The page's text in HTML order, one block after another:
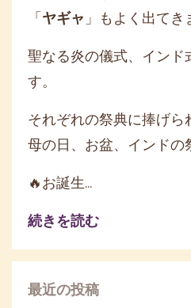
「ヤギャ 」もよく出てき
聖なる炎の儀式、インド
す。
それぞれの祭典に捧げら
母の日、お盆、インドの
🔥お誕生...
続きを読む
最近の投稿